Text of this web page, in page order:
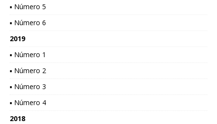
▪ Número 5
▪ Número 6
2019
▪ Número 1
▪ Número 2
▪ Número 3
▪ Número 4
2018